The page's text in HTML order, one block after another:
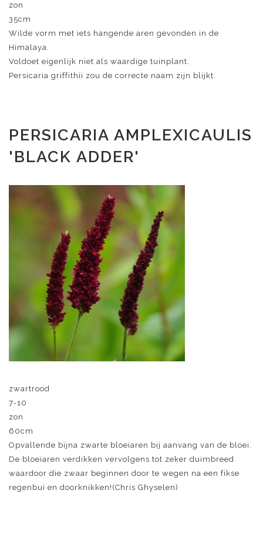
zon
35cm
Wilde vorm met iets hangende aren gevonden in de
Himalaya.
Voldoet eigenlijk niet als waardige tuinplant.
Persicaria griffithii zou de correcte naam zijn blijkt.
PERSICARIA AMPLEXICAULIS
'BLACK ADDER'
zwartrood
7-10
zon
60cm
Opvallende bijna zwarte bloeiaren bij aanvang van de bloei.
De bloeiaren verdikken vervolgens tot zeker duimbreed
waardoor die zwaar beginnen door te wegen na een fikse
regenbui en doorknikken!(Chris Ghyselen)